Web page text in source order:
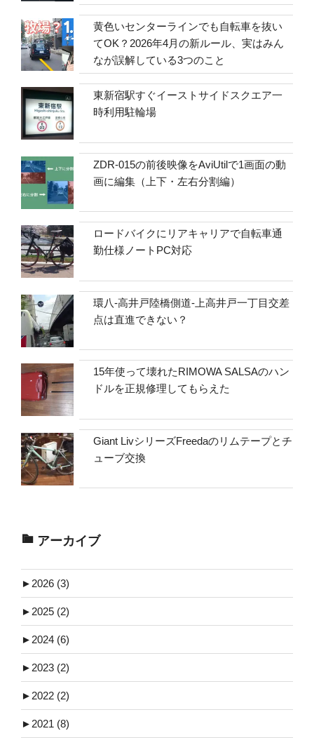
黄色いセンターラインでも自転車を抜い
てOK？2026年4月の新ルール、実はみん
なが誤解している3つのこと
東新宿駅すぐイーストサイドスクエア一
時利用駐輪場
ZDR-015の前後映像をAviUtilで1画面の動
画に編集（上下・左右分割編）
ロードバイクにリアキャリアで自転車通
勤仕様ノートPC対応
環八-高井戸陸橋側道-上高井戸一丁目交差
点は直進できない？
15年使って壊れたRIMOWA SALSAのハン
ドルを正規修理してもらえた
Giant LivシリーズFreedaのリムテープとチ
ューブ交換
アーカイブ
► 2026 (3)
► 2025 (2)
► 2024 (6)
► 2023 (2)
► 2022 (2)
► 2021 (8)